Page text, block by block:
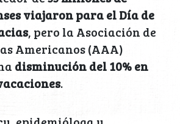
de
55 millones de
viajaron para el Día de
, pero la Asociación de
Americanos (AAA)
disminución del 10% en